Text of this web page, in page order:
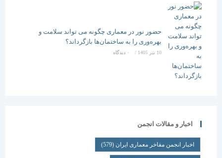
حضور نور در معماری چگونه می تواند سلامت و
بهره‌وری را به ساختمان‌ها بازگرداند؟
/ ۰ دیدگاه
اخبار و مقالات انجمن
اخبار انجمن مفاخر معماری ایران (579)